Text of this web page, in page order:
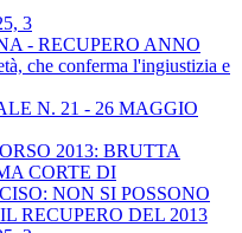
3
- RECUPERO ANNO
che conferma l'ingiustizia e
N. 21 - 26 MAGGIO
2013: BRUTTA
CORTE DI
NON SI POSSONO
RECUPERO DEL 2013